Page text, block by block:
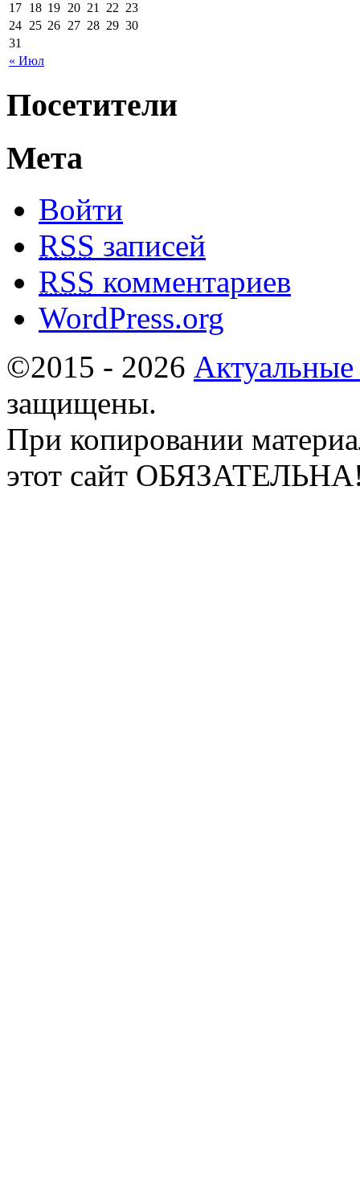
« Июл
17 18 19 20 21 22 23
24 25 26 27 28 29 30
31
Посетители
Мета
Войти
RSS записей
RSS комментариев
WordPress.org
©2015 - 2026
защищены.
При копировании
этот сайт